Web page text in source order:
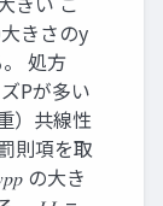
きさのy
処方
Pが多い
）共線性
則項を取
の大き